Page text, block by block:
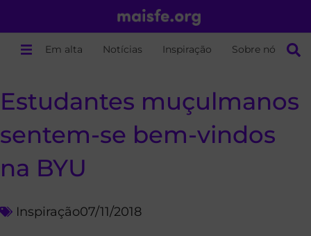
Em alta Notícias Inspiração Sobre nós
Estudantes muçulmanos
sentem-se bem-vindos
na BYU
Inspiração07/11/2018